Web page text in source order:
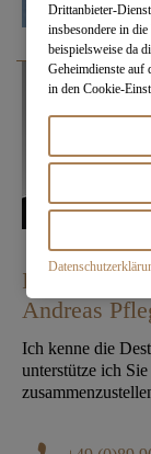
Ihr
Andreas
Ich kenne die
unterstütze ich
Drittanbieter-
insbesondere in
beispielsweise da
Geheimdienste auf
in den Cookie-